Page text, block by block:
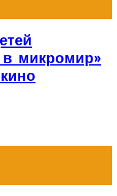
в микромир»